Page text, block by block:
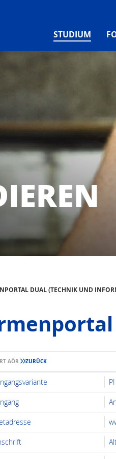
STUDIUM
DUAL (TECHNIK UND
AÖR ZURÜCK